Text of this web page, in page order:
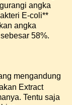
angka
E-coli**
angka
58%.
mengandung
Extract
Tentu saja